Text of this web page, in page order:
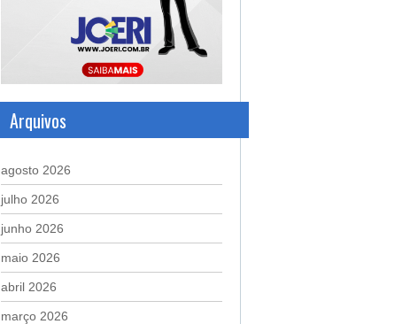
Arquivos
agosto 2026
julho 2026
junho 2026
maio 2026
abril 2026
março 2026